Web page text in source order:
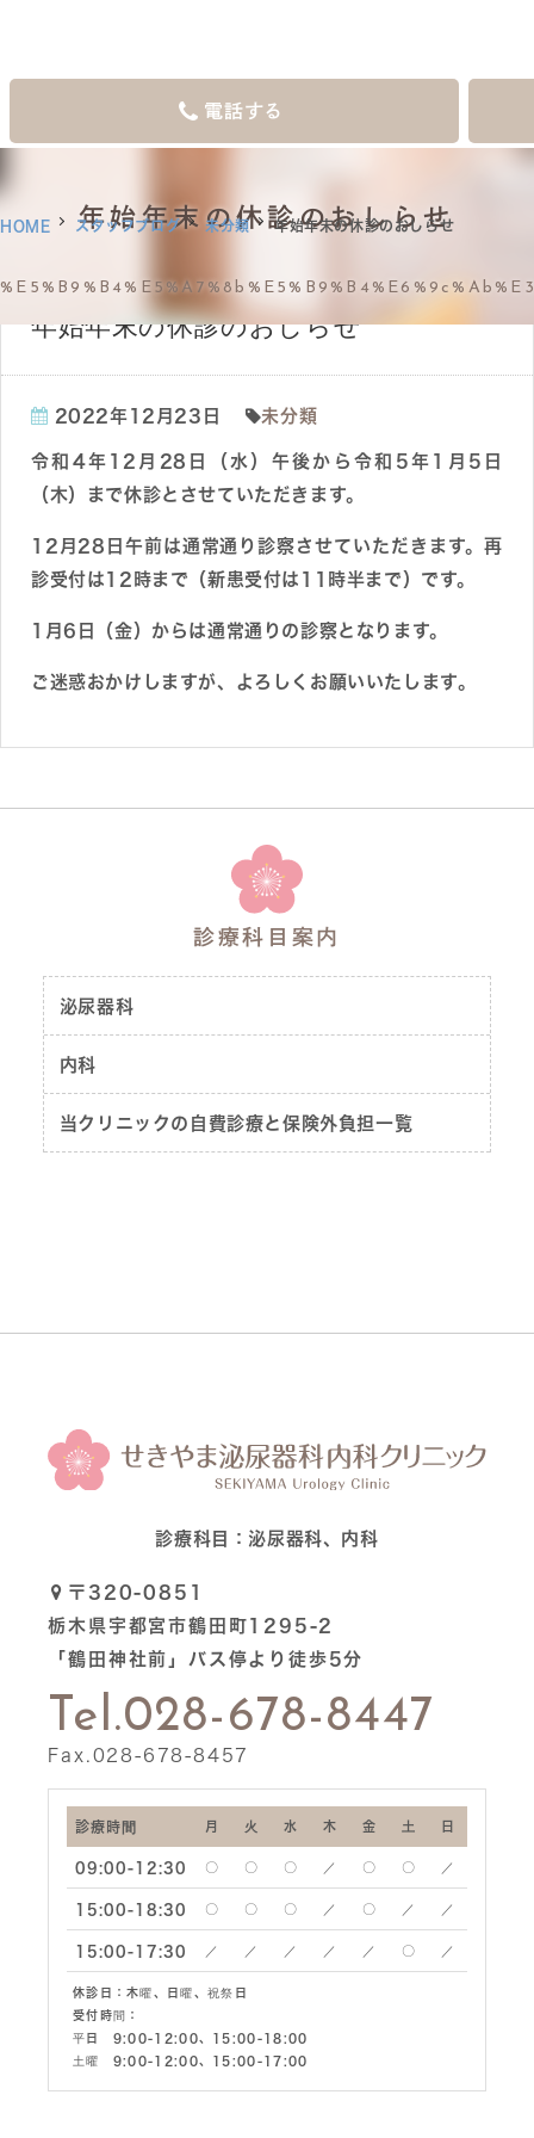
年始年末の休診のおしらせ
電話する
HOME スタッフブログ 未分類 年始年末の休診のおしらせ
年始年末の休診のおしらせ
2022年12月23日 未分類
令和4年12月28日（水）午後から令和5年1月5日
（木）まで休診とさせていただきます。
12月28日午前は通常通り診察させていただきます。再
診受付は12時まで（新患受付は11時半まで）です。
1月6日（金）からは通常通りの診察となります。
ご迷惑おかけしますが、よろしくお願いいたします。
診療科目案内
泌尿器科
内科
当クリニックの自費診療と保険外負担一覧
診療科目： 泌尿器科、内科
〒320-0851
栃木県宇都宮市鶴田町1295-2
「鶴田神社前」バス停より徒歩5分
Tel.028-678-8447
Fax.028-678-8457
診療時間 月 火 水 木 金 土 日
09:00-12:30 〇 〇 〇 ／ 〇 〇 ／
15:00-18:30 〇 〇 〇 ／ 〇 ／ ／
15:00-17:30 ／ ／ ／ ／ ／ 〇 ／
休診日：木曜、日曜、祝祭日
受付時間：
平日 9:00-12:00、15:00-18:00
土曜 9:00-12:00、15:00-17:00